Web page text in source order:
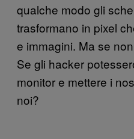
qualche modo gli
trasformano in pixel
e immagini. Ma se
Se gli hacker
monitor e mettere i
noi?